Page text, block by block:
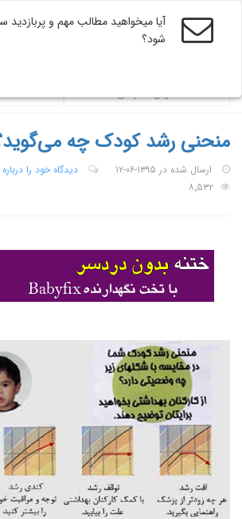
ضربان تندرستی
منحنی رشد کودک چه
ارسال شده در ۱۳۹۵-۰۶-۱۲
دیدگاه خود را
۸٬۵۳۲
آیا میخواهید مطالب مهم و پربازدید
شود؟